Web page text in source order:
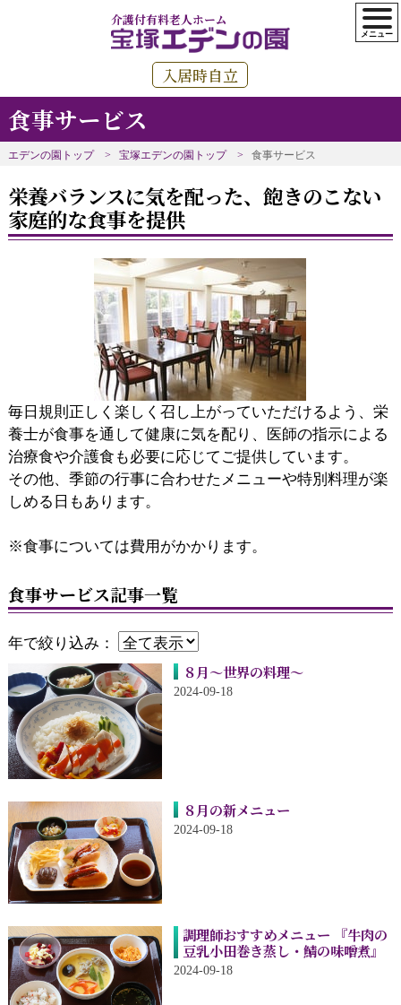
介護付有料老人ホーム
入居時自立
食事サービス
エデンの園トップ 宝塚エデンの園トップ 食事サービス
栄養バランスに気を配った、飽きのこない
家庭的な食事を提供
毎日規則正しく楽しく召し上がっていただけるよう、栄
養士が食事を通して健康に気を配り、医師の指示による
治療食や介護食も必要に応じてご提供しています。
その他、季節の行事に合わせたメニューや特別料理が楽
しめる日もあります。
※食事については費用がかかります。
食事サービス記事一覧
年で絞り込み：
８月～世界の料理～
2024-09-18
８月の新メニュー
2024-09-18
調理師おすすめメニュー 『牛肉の
豆乳小田巻き蒸し・鯖の味噌煮』
2024-09-18